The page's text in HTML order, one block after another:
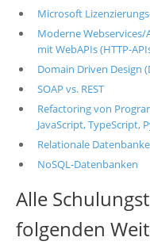
Microsoft
Moderne
mit WebAPIs (HTTP-
Domain Driven Design
SOAP vs. REST
Refactoring von
JavaScript, TypeScript,
Relationale
NoSQL-Datenbanken
Alle
folgenden